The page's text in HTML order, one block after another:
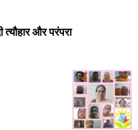
त्यौहार और परंपरा